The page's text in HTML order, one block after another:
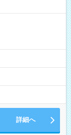
詳細へ